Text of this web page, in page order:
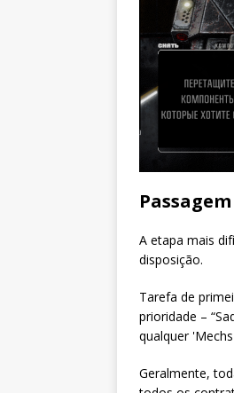
Passagem
A etapa mais
disposição.
Tarefa de
prioridade –
qualquer
Geralmente,